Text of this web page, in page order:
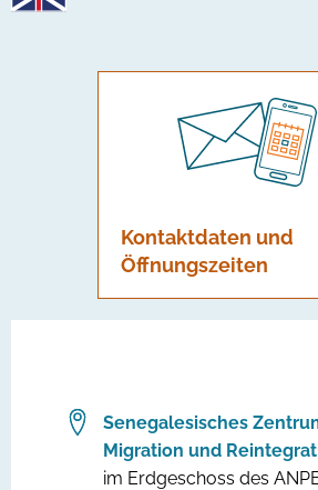
Kontaktdaten und
Öffnungszeiten
Senegalesisches
Migration und
im Erdgeschoss des